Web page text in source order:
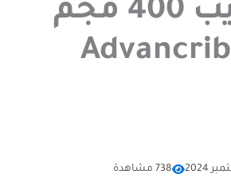
ادفانكريب 400 مجم
اقراص Advancrib
738 مشاهدة